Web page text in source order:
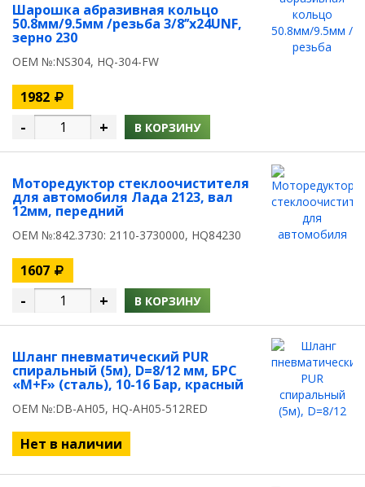
Шарошка абразивная кольцо
50.8мм/9.5мм /резьба 3/8’’х24UNF,
зерно 230
OEM №:NS304, HQ-304-FW
1982
- + В КОРЗИНУ
Моторедуктор стеклоочистителя
для автомобиля Лада 2123, вал
12мм, передний
OEM №:842.3730: 2110-3730000, HQ84230
1607
- + В КОРЗИНУ
Шланг пневматический PUR
спиральный (5м), D=8/12 мм, БРС
«M+F» (сталь), 10-16 Бар, красный
OEM №:DB-AH05, HQ-AH05-512RED
Нет в наличии